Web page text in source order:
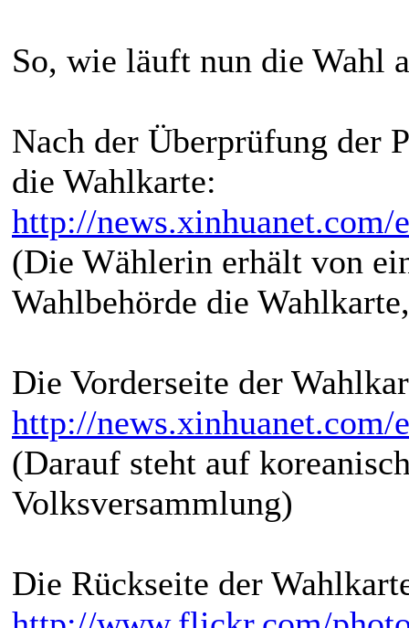
So, wie läuft nun die Wahl
Nach der Überprüfung der
die Wahlkarte:
http://
(Die Wählerin erhält von
Wahlbehörde die
Die Vorderseite der
http://
(Darauf steht auf
Volksversammlung)
Die Rückseite der